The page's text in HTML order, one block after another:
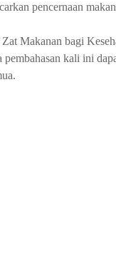
pencernaan
Makanan bagi
pembahasan kali ini